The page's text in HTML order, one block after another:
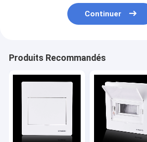
Continuer
Produits Recommandés